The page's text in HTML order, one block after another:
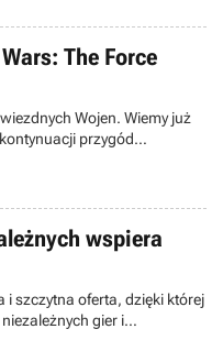
The Force
Wojen. Wiemy już
przygód
wspiera
i szczytna oferta, dzięki której
gier i
charytatywne. W pakiecie